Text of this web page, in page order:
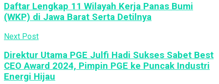
Daftar Lengkap 11 Wilayah Kerja Panas Bumi
(WKP) di Jawa Barat Serta Detilnya
Next Post
Direktur Utama PGE Julfi Hadi Sukses Sabet Best
CEO Award 2024, Pimpin PGE ke Puncak Industri
Energi Hijau